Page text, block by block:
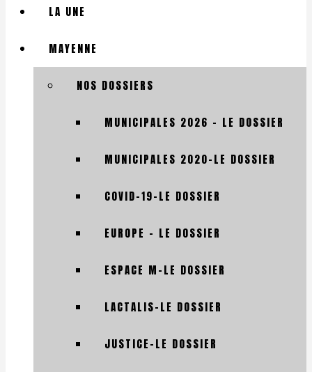
LA UNE
MAYENNE
NOS DOSSIERS
MUNICIPALES 2026 – LE DOSSIER
MUNICIPALES 2020-LE DOSSIER
COVID-19-LE DOSSIER
EUROPE – LE DOSSIER
ESPACE M-LE DOSSIER
LACTALIS-LE DOSSIER
JUSTICE-LE DOSSIER